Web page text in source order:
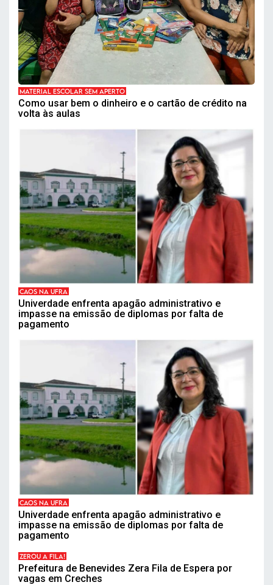
MATERIAL ESCOLAR SEM APERTO
Como usar bem o dinheiro e o cartão de crédito na
volta às aulas
CAOS NA UFRA
Univerdade enfrenta apagão administrativo e
impasse na emissão de diplomas por falta de
pagamento
CAOS NA UFRA
Univerdade enfrenta apagão administrativo e
impasse na emissão de diplomas por falta de
pagamento
ZEROU A FILA!
Prefeitura de Benevides Zera Fila de Espera por
vagas em Creches